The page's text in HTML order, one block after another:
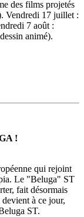
des films projetés
Vendredi 17 juillet :
7 août :
animé).
!
qui rejoint
Le "Beluga" ST
fait désormais
à ce jour,
ST.